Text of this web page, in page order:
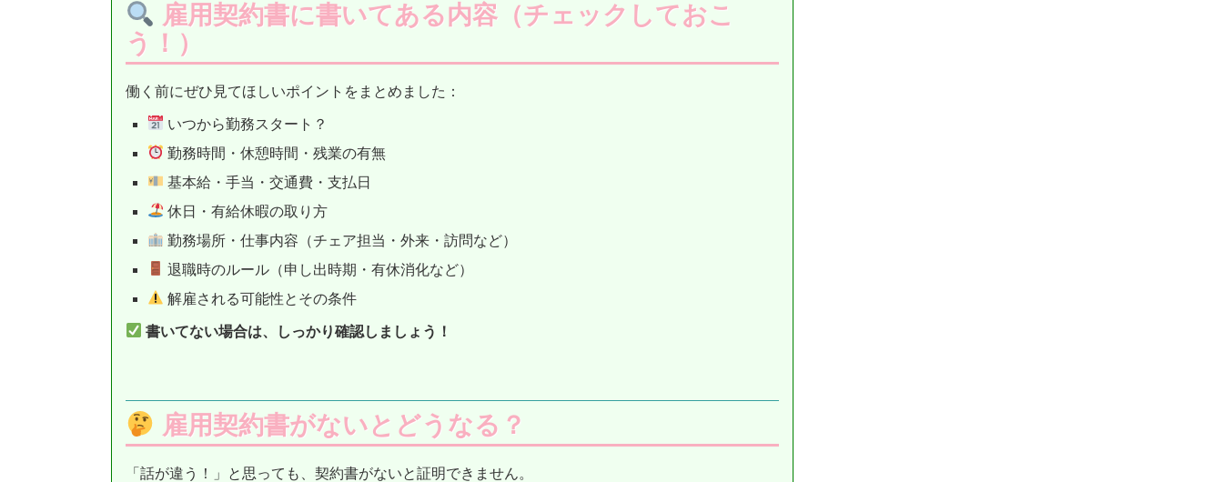
雇用契約書に書いてある内容（チェックしておこ
う！）
働く前にぜひ見てほしいポイントをまとめました：
いつから勤務スタート？
勤務時間・休憩時間・残業の有無
基本給・手当・交通費・支払日
休日・有給休暇の取り方
勤務場所・仕事内容（チェア担当・外来・訪問など）
退職時のルール（申し出時期・有休消化など）
解雇される可能性とその条件
書いてない場合は、しっかり確認しましょう！
雇用契約書がないとどうなる？
「話が違う！」と思っても、契約書がないと証明できません。